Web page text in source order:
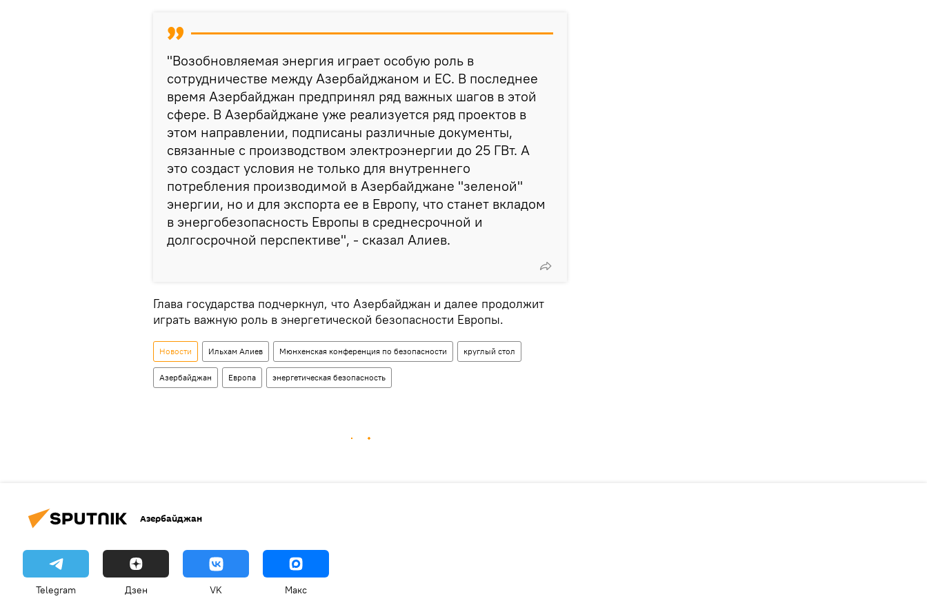
"Возобновляемая энергия играет особую роль в
сотрудничестве между Азербайджаном и ЕС. В последнее
время Азербайджан предпринял ряд важных шагов в этой
сфере. В Азербайджане уже реализуется ряд проектов в
этом направлении, подписаны различные документы,
связанные с производством электроэнергии до 25 ГВт. А
это создаст условия не только для внутреннего
потребления производимой в Азербайджане "зеленой"
энергии, но и для экспорта ее в Европу, что станет вкладом
в энергобезопасность Европы в среднесрочной и
долгосрочной перспективе", - сказал Алиев.
Глава государства подчеркнул, что Азербайджан и далее продолжит
играть важную роль в энергетической безопасности Европы.
Новости Ильхам Алиев Мюнхенская конференция по безопасности круглый стол
Азербайджан Европа энергетическая безопасность
Азербайджан
Telegram Дзен VK Макс